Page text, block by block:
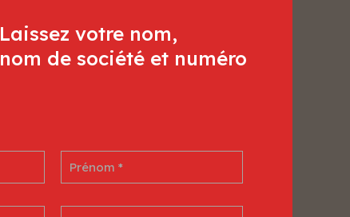
Laissez votre nom,
nom de société et numéro